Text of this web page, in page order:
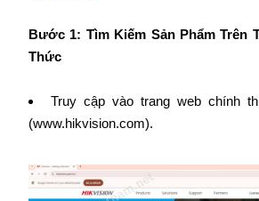
Bước 1: Tìm Kiếm Sản Phẩm Trên
Thức
Truy cập vào trang web chính
(www.hikvision.com).